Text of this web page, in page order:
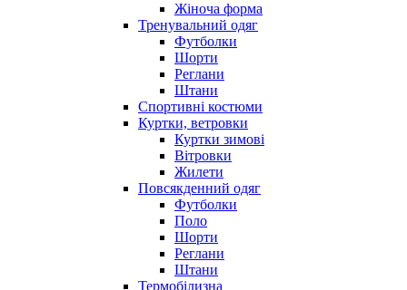
Жіноча форма
Тренувальний одяг
Футболки
Шорти
Реглани
Штани
Спортивні костюми
Куртки, ветровки
Куртки зимові
Вітровки
Жилети
Повсякденний одяг
Футболки
Поло
Шорти
Реглани
Штани
Термобілизна